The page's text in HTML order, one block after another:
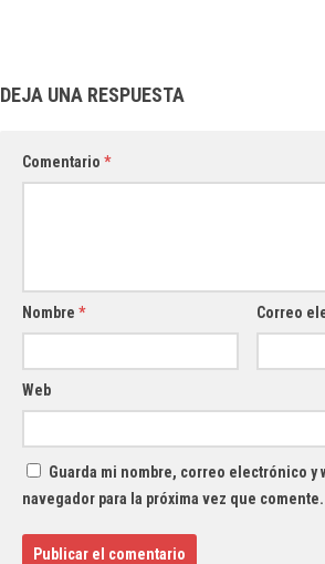
DEJA UNA RESPUESTA
Comentario *
Nombre * Correo
Web
Guarda mi nombre, correo electrónico y
navegador para la próxima vez que comente.